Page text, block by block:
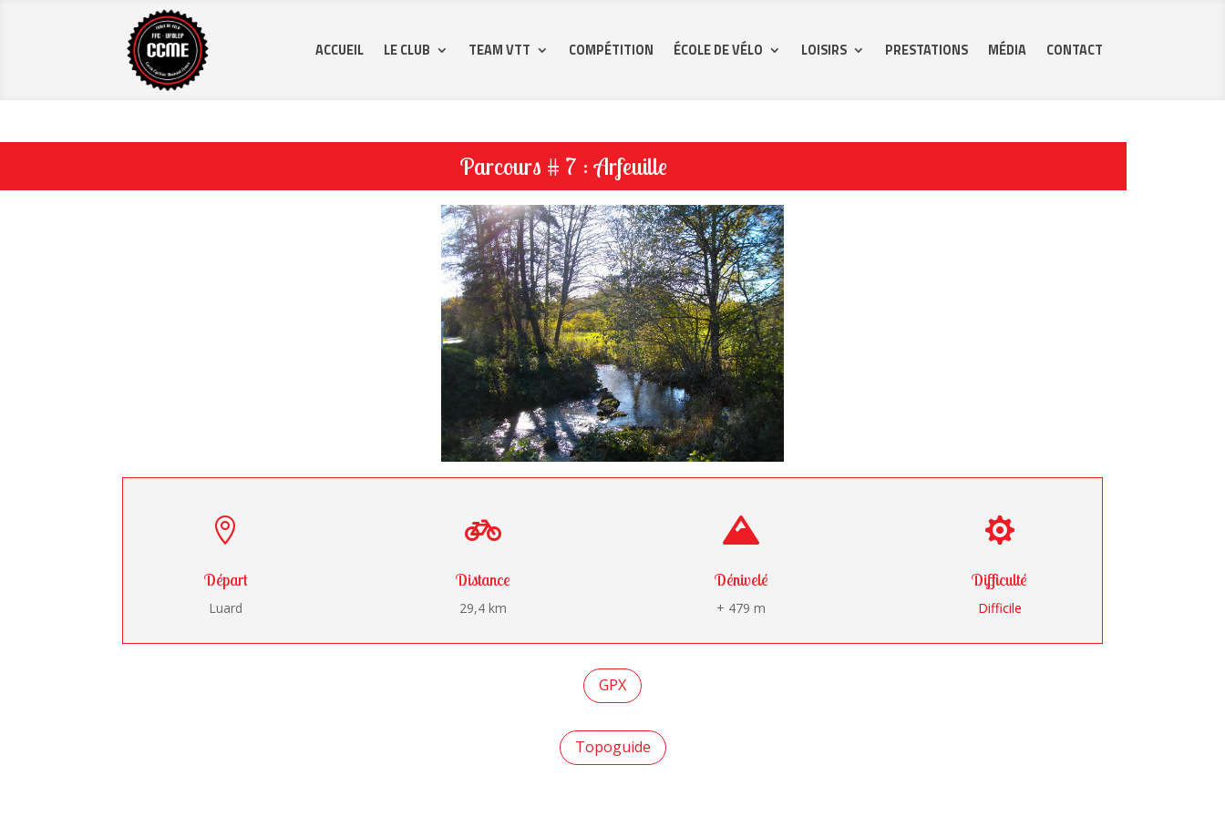
ACCUEIL LE CLUB TEAM VTT COMPÉTITION ÉCOLE DE VÉLO LOISIRS PRESTATIONS MÉDIA CONTACT
Parcours # 7 : Arfeuille

Départ
Luard

Distance
29,4 km

Dénivelé
+ 479 m

Difficulté
Difficile
GPX
Topoguide